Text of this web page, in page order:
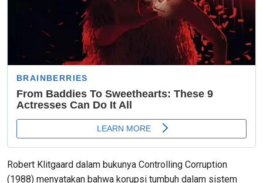
Robert Klitgaard dalam bukunya Controlling Corruption
(1988) menyatakan bahwa korupsi tumbuh dalam sistem